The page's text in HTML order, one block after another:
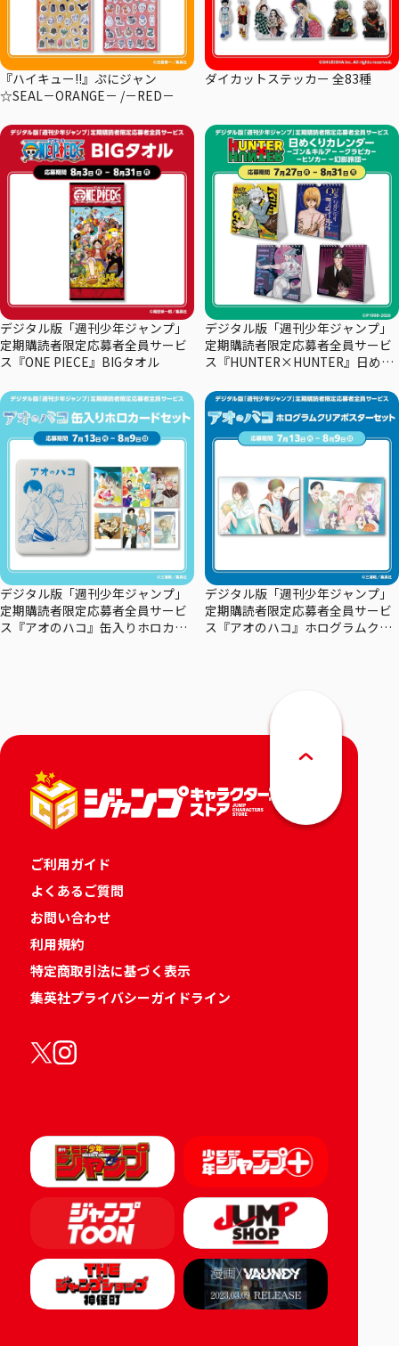
『ハイキュー!!』ぷにジャン
☆SEAL－ORANGE－ /－RED－
ダイカットステッカー 全83種
デジタル版「週刊少年ジャンプ」
定期購読者限定応募者全員サービ
ス『ONE PIECE』BIGタオル
デジタル版「週刊少年ジャンプ」
定期購読者限定応募者全員サービ
ス『HUNTER×HUNTER』日めく
デジタル版「週刊少年ジャンプ」
定期購読者限定応募者全員サービ
ス『アオのハコ』缶入りホロカー
デジタル版「週刊少年ジャンプ」
定期購読者限定応募者全員サービ
ス『アオのハコ』ホログラムクリ
ご利用ガイド
よくあるご質問
お問い合わせ
利用規約
特定商取引法に基づく表示
集英社プライバシーガイドライン